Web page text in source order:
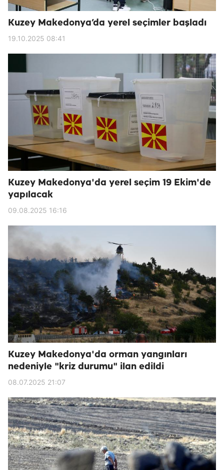
Kuzey Makedonya’da yerel seçimler başladı
19.10.2025 08:41
Kuzey Makedonya'da yerel seçim 19 Ekim'de
yapılacak
09.08.2025 16:16
Kuzey Makedonya'da orman yangınları
nedeniyle "kriz durumu" ilan edildi
08.07.2025 21:07